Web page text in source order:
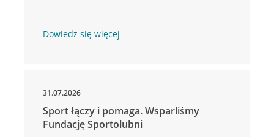
Dowiedz się więcej
31.07.2026
Sport łączy i pomaga. Wsparliśmy
Fundację Sportolubni